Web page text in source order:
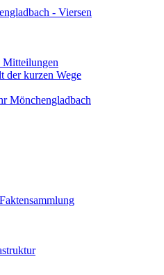
- Viersen
der kurzen Wege
Mönchengladbach